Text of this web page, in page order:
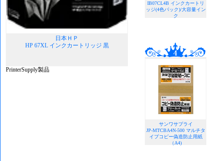
日本ＨＰ
HP 67XL インクカートリッジ 黒
PrinterSupply製品
IB07CL4B インクカートリ
ッジ(4色パック)/大容量イン
ク
サンワサプライ
JP-MTCBA4N-500 マルチタ
イプコピー偽造防止用紙
（A4)